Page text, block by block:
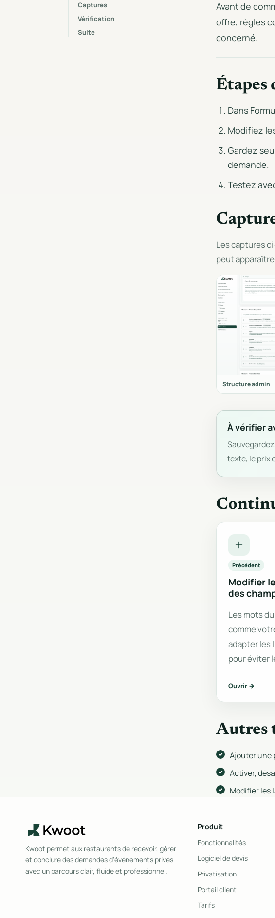
Captures
Vérification
Suite
Avant de
offre, règles
concerné.
Étapes
Dans
Modifiez
Gardez
demande.
Testez
Les captures
peut
Structure admin
À vérifier
texte, le prix
Précédent
Modifier
des
Les mots
comme
adapter les
pour éviter
Ouvrir →
Autres
Ajouter une
Activer,
Modifier les
Kwoot permet aux restaurants de recevoir, gérer
et conclure des demandes d'événements privés
avec un parcours clair, fluide et professionnel.
Produit
Fonctionnalités
Logiciel de devis
Privatisation
Portail client
Tarifs